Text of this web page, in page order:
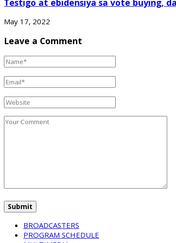
May 17, 2022
Leave a Comment
BROADCASTERS
PROGRAM SCHEDULE